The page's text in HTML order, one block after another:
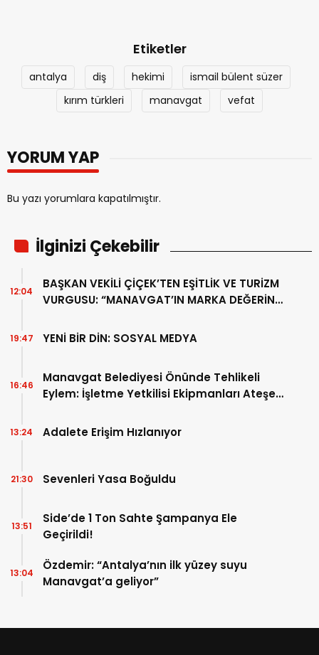
Etiketler
antalya diş hekimi
ismail bülent süzer
kırım türkleri
manavgat vefat
YORUM YAP
Bu yazı yorumlara kapatılmıştır.
İlginizi Çekebilir
BAŞKAN VEKİLİ ÇİÇEK’TEN EŞİTLİK VE TURİZM
VURGUSU: “MANAVGAT’IN MARKA DEĞERİNE
12:04
YENİ BİR DİN: SOSYAL MEDYA
19:47
Manavgat Belediyesi Önünde Tehlikeli
Eylem: İşletme Yetkilisi Ekipmanları Ateşe
16:46
Adalete Erişim Hızlanıyor
13:24
Sevenleri Yasa Boğuldu
21:30
Side’de 1 Ton Sahte Şampanya Ele
Geçirildi!
13:51
Özdemir: “Antalya’nın ilk yüzey suyu
Manavgat’a geliyor”
13:04